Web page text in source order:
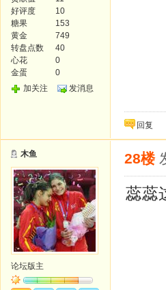
好评度
10
糖果
153
黄金
749
转盘点数
40
心花
0
金蛋
0
加关注
发消息
回复
木鱼
论坛版主
28楼
蕊蕊